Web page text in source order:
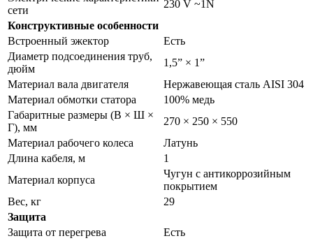
сети
230 V ~1N
Конструктивные особенности
Встроенный эжектор
Есть
Диаметр подсоединения труб,
дюйм
1,5” × 1”
Материал вала двигателя
Нержавеющая сталь AISI 304
Материал обмотки статора
100% медь
Габаритные размеры (В × Ш ×
Г), мм
270 × 250 × 550
Материал рабочего колеса
Латунь
Длина кабеля, м
1
Материал корпуса
Чугун с антикоррозийным
покрытием
Вес, кг
29
Защита
Защита от перегрева
Есть